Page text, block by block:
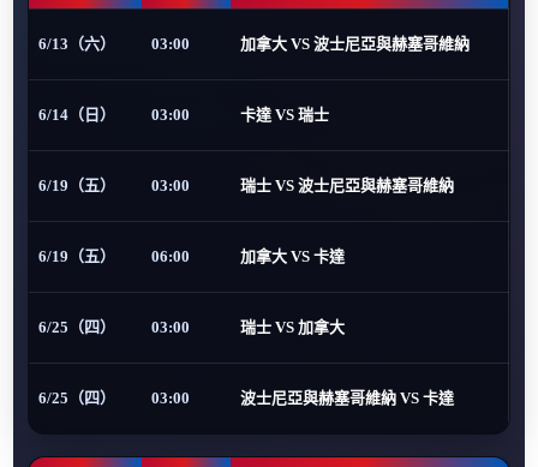
6/13（六） 03:00 加拿大 VS 波士尼亞與赫塞哥維納
6/14（日） 03:00 卡達 VS 瑞士
6/19（五） 03:00 瑞士 VS 波士尼亞與赫塞哥維納
6/19（五） 06:00 加拿大 VS 卡達
6/25（四） 03:00 瑞士 VS 加拿大
6/25（四） 03:00 波士尼亞與赫塞哥維納 VS 卡達